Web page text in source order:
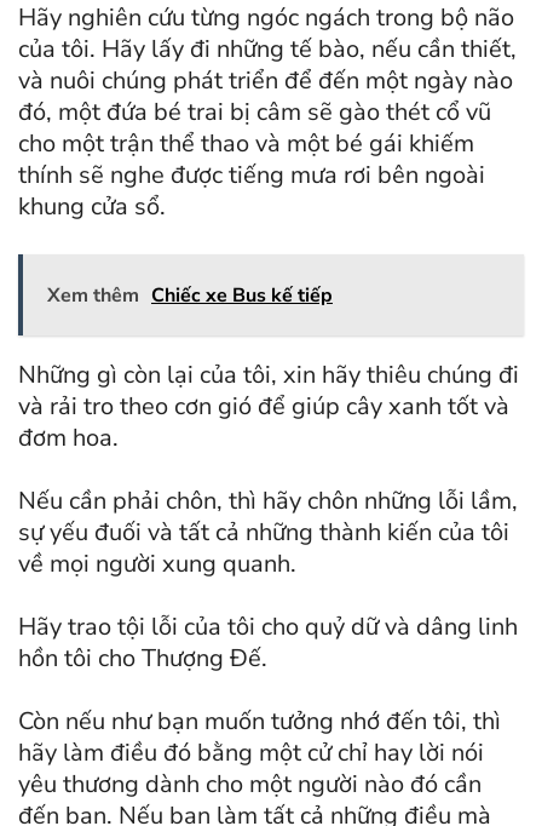
Hãy nghiên cứu từng ngóc ngách trong bộ não
của tôi. Hãy lấy đi những tế bào, nếu cần thiết,
và nuôi chúng phát triển để đến một ngày nào
đó, một đứa bé trai bị câm sẽ gào thét cổ vũ
cho một trận thể thao và một bé gái khiếm
thính sẽ nghe được tiếng mưa rơi bên ngoài
khung cửa sổ.
Xem thêm Chiếc xe Bus kế tiếp
Những gì còn lại của tôi, xin hãy thiêu chúng đi
và rải tro theo cơn gió để giúp cây xanh tốt và
đơm hoa.
Nếu cần phải chôn, thì hãy chôn những lỗi lầm,
sự yếu đuối và tất cả những thành kiến của tôi
về mọi người xung quanh.
Hãy trao tội lỗi của tôi cho quỷ dữ và dâng linh
hồn tôi cho Thượng Đế.
Còn nếu như bạn muốn tưởng nhớ đến tôi, thì
hãy làm điều đó bằng một cử chỉ hay lời nói
yêu thương dành cho một người nào đó cần
đến bạn. Nếu bạn làm tất cả những điều mà